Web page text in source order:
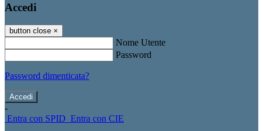
Accedi
button close ×
Nome Utente
Password
Password dimenticata?
-
Entra con SPID Entra con CIE